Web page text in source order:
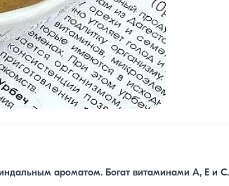
ароматом. Богат витаминами A, E и